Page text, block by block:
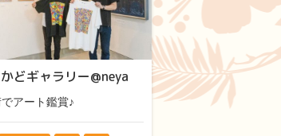
どギャラリー@neya
アート鑑賞♪